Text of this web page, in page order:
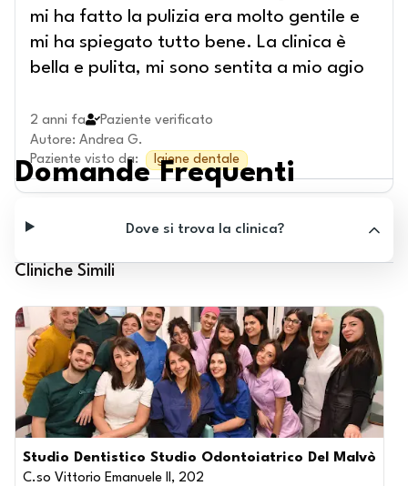
mi ha fatto la pulizia era molto gentile e
mi ha spiegato tutto bene. La clinica è
bella e pulita, mi sono sentita a mio agio
2 anni fa
Paziente verificato
Autore: Andrea G.
Paziente visto da: Igiene dentale
Domande Frequenti
Dove si trova la clinica?
Cliniche Simili
Studio Dentistico Studio Odontoiatrico Del Malvò
C.so Vittorio Emanuele II, 202